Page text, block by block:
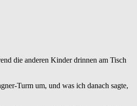
die anderen Kinder drinnen am Tisch
Turm um, und was ich danach sagte,